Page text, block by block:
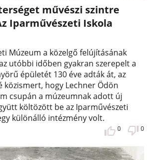
művészi szintre
Iparművészeti Iskola
Múzeum a közelgő felújításának
utóbbi időben gyakran szerepelt a
épületét 130 éve adták át, az
közismert, hogy Lechner Ödön
csupán a múzeumnak adott új
költözött be az Iparművészeti
különálló intézmény volt.
0 0